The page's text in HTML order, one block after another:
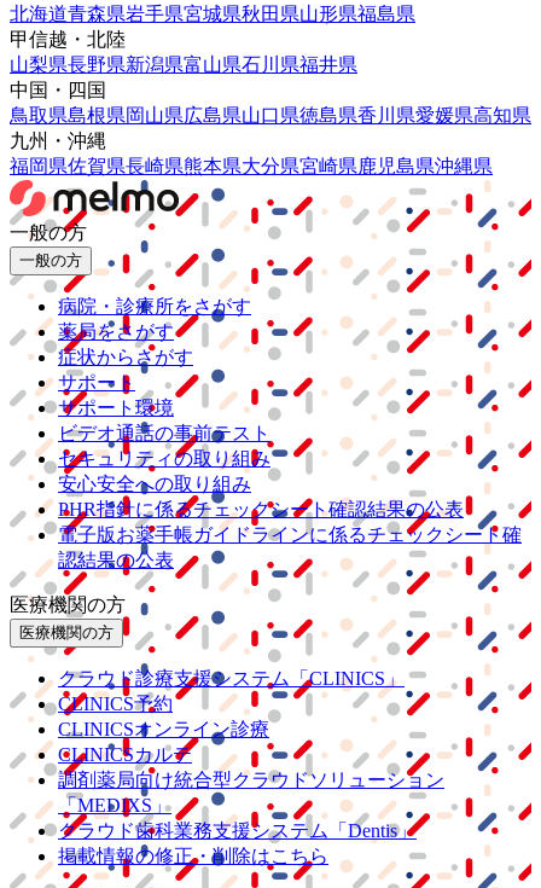
北海道青森県岩手県宮城県秋田県山形県福島県
甲信越・北陸
山梨県長野県新潟県富山県石川県福井県
中国・四国
鳥取県島根県岡山県広島県山口県徳島県香川県愛媛県高知県
九州・沖縄
福岡県佐賀県長崎県熊本県大分県宮崎県鹿児島県沖縄県
一般の方
一般の方
病院・診療所をさがす
薬局をさがす
症状からさがす
サポート
サポート環境
ビデオ通話の事前テスト
セキュリティの取り組み
安心安全への取り組み
PHR指針に係るチェックシート確認結果の公表
電子版お薬手帳ガイドラインに係るチェックシート確
認結果の公表
医療機関の方
医療機関の方
クラウド診療支援システム
「CLINICS」
CLINICS予約
CLINICSオンライン診療
CLINICSカルテ
調剤薬局向け統合型クラウドソリューション
「MEDIXS」
クラウド歯科業務支援システム
「Dentis」
掲載情報の修正・削除はこちら